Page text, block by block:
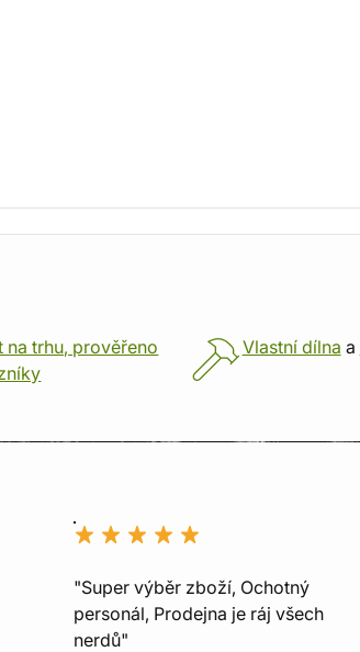
na trhu, prověřeno
Vlastní dílna a
"Super výběr zboží, Ochotný
personál, Prodejna je ráj všech
nerdů"